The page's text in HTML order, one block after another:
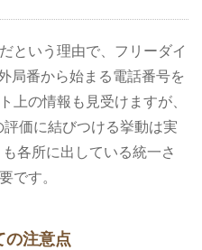
という理由で、フリーダイ
局番から始まる電話番号を
上の情報も見受けますが、
価に結びつける挙動は実
各所に出している統一さ
です。
の注意点